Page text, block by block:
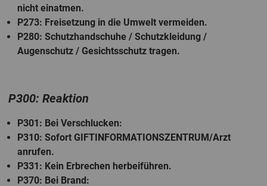
nicht einatmen.
P273: Freisetzung in die Umwelt vermeiden.
P280: Schutzhandschuhe / Schutzkleidung /
Augenschutz / Gesichtsschutz tragen.
P300: Reaktion
P301: Bei Verschlucken:
P310: Sofort GIFTINFORMATIONSZENTRUM/Arzt
anrufen.
P331: Kein Erbrechen herbeiführen.
P370: Bei Brand: